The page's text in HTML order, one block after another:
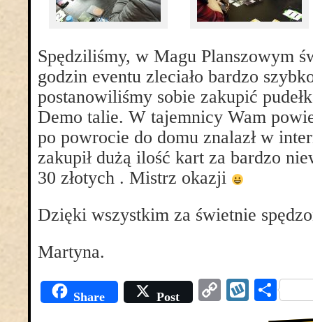
Spędziliśmy, w Magu Planszowym
godzin eventu zleciało bardzo
postanowiliśmy sobie zakupić
Demo talie. W tajemnicy Wam
po powrocie do domu znalazł w
zakupił dużą ilość kart za bardzo
30 złotych . Mistrz okazji
Dzięki wszystkim za świetnie
Martyna.
Share Post
Copy